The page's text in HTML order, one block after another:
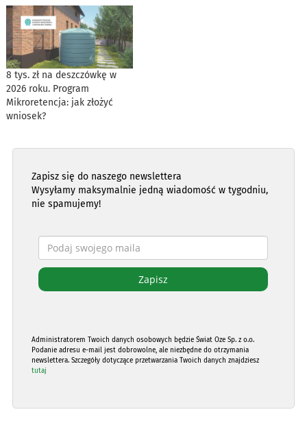
8 tys. zł na deszczówkę w
2026 roku. Program
Mikroretencja: jak złożyć
wniosek?
Zapisz się do naszego newslettera
Wysyłamy maksymalnie jedną wiadomość w tygodniu,
nie spamujemy!
Administratorem Twoich danych osobowych będzie Świat Oze Sp. z o.o.
Podanie adresu e-mail jest dobrowolne, ale niezbędne do otrzymania
newslettera. Szczegóły dotyczące przetwarzania Twoich danych znajdziesz
tutaj